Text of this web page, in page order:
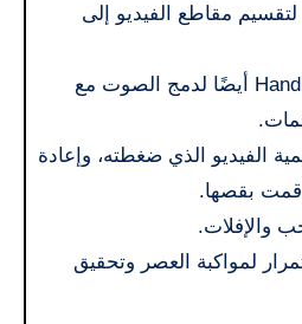
مقاطع الفيديو إلى
يُستخدم HandBrake 2026 أيضًا لدمج الصوت مع
الفيديو الذي ضغطته، وإعادة
قمت بقصها.
والإفلات.
لمواكبة العصر وتحقيق